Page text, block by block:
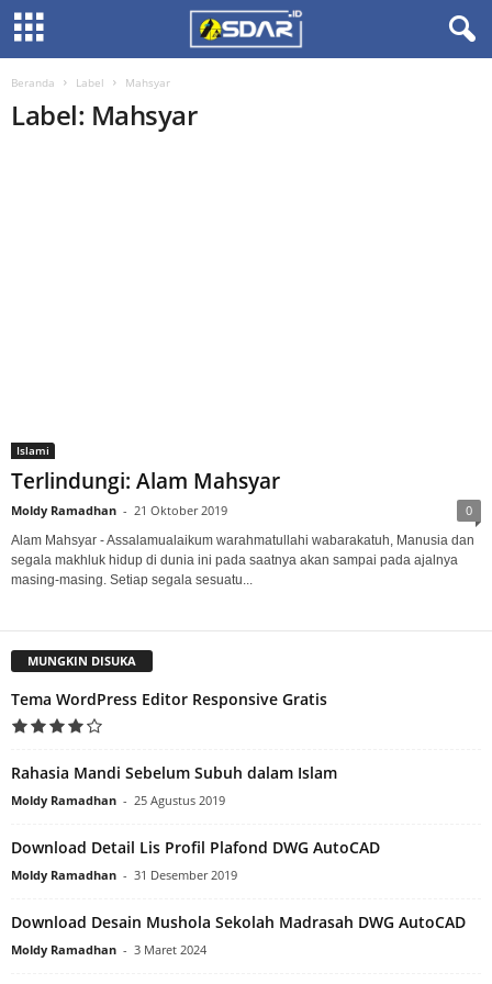
Beranda Label Mahsyar
Label: Mahsyar
Islami
Terlindungi: Alam Mahsyar
Moldy Ramadhan - 21 Oktober 2019 0
Alam Mahsyar - Assalamualaikum warahmatullahi wabarakatuh, Manusia dan
segala makhluk hidup di dunia ini pada saatnya akan sampai pada ajalnya
masing-masing. Setiap segala sesuatu...
MUNGKIN DISUKA
Tema WordPress Editor Responsive Gratis
Rahasia Mandi Sebelum Subuh dalam Islam
Moldy Ramadhan - 25 Agustus 2019
Download Detail Lis Profil Plafond DWG AutoCAD
Moldy Ramadhan - 31 Desember 2019
Download Desain Mushola Sekolah Madrasah DWG AutoCAD
Moldy Ramadhan - 3 Maret 2024